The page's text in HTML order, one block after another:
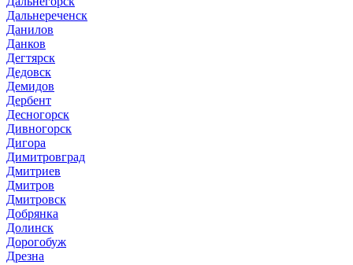
Дальнереченск
Данилов
Данков
Дегтярск
Дедовск
Демидов
Дербент
Десногорск
Дивногорск
Дигора
Димитровград
Дмитриев
Дмитров
Дмитровск
Добрянка
Долинск
Дорогобуж
Дрезна